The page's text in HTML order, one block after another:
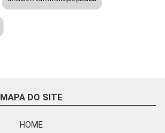
MAPA DO SITE
HOME